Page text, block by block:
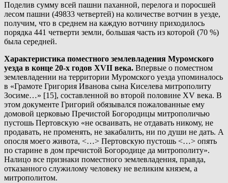
Поделив сумму всей пашни паханной, перелога и поросшей
лесом пашни (49833 четвертей) на количестве вотчин в уезде,
получим, что в среднем на каждую вотчину приходилось
порядка 441 четверти земли, большая часть из которой (70 %)
была середней.
Характеристика поместного землевладения Муромского
уезда в конце 20-х годов XVII века. Впервые о поместном
землевладении на территории Муромского уезда упоминалось
в «Грамоте Григория Иванова сына Киселева митрополиту
Зосиме…» [15], составленной во второй половине XV века. В
этом документе Григорий обязывался пожалованные ему
домовой церковью Пречистой Богородицы митрополичью
пустошь Пертовскую «не осваивать, не отдавать никому, не
продавать, не променять, не закабалить, ни по души не дать. А
опосля моего живота, <…> Пертовскую пустошь <…> опять
по старине в дом пречистой Богородице да митрополиту».
Налицо все признаки поместного землевладения, правда,
отказанного служилому человеку не великим князем, а
митрополитом.